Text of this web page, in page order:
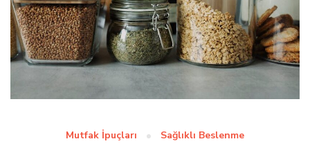
Mutfak İpuçları Sağlıklı Beslenme